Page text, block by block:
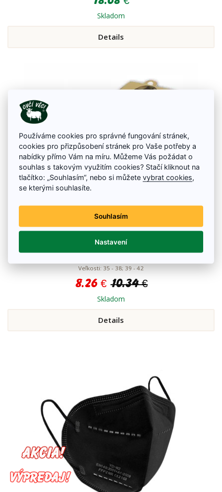
Skladom
Details
Vlnené ponožky dámske Lama Alpaka celoročné - 3
páry
Veľkosti: 35 - 38; 39 - 42
8.26 € 10.34 €
Skladom
Details
Používáme cookies pro správné fungování stránek,
cookies pro přizpůsobení stránek pro Vaše potřeby a
nabídky přímo Vám na míru. Můžeme Vás požádat o
souhlas s takovým využitím cookies? Stačí kliknout na
tlačítko: „Souhlasím“, nebo si můžetevybrat cookies
se kterými souhlasíte.
Souhlasím
Nastavení